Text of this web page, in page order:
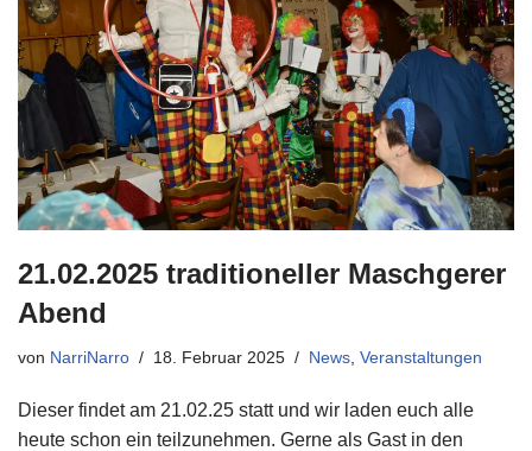
21.02.2025 traditioneller Maschgerer
Abend
von NarriNarro 18. Februar 2025 News Veranstaltungen
Dieser findet am 21.02.25 statt und wir laden euch alle
heute schon ein teilzunehmen. Gerne als Gast in den